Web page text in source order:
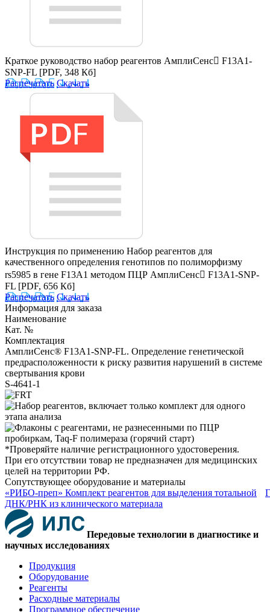
Краткое руководство набор реагентов АмплиСенс F13A1-
SNP-FL [PDF, 348 Кб]
Распечатать Скачать
Инструкция по применению Набор реагентов для
качественного определения генотипов по полиморфизму
rs5985 в гене F13A1 методом ПЦР АмплиСенс F13A1-SNP-
FL [PDF, 656 Кб]
Распечатать Скачать
Информация для заказа
Наименование
Кат. №
Комплектация
АмплиСенс® F13A1-SNP-FL. Определение генетической
предрасположенности к риску развития нарушений в системе
свертывания крови
S-4641-1
*Проверяйте наличие регистрационного удостоверения.
При его отсутствии товар не предназначен для медицинских
целей на территории РФ.
Сопутствующее оборудование и материалы
«РИБО-преп» Комплект реагентов для выделения тотальной
ДНК/РНК из клинического материала
Передовые технологии в диагностике и
научных исследованиях
Продукция
Оборудование
Реагенты
Расходные материалы
Программное обеспечение